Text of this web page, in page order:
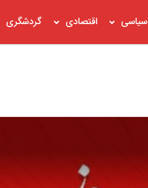
سیاسی اقتصادی گردشگری